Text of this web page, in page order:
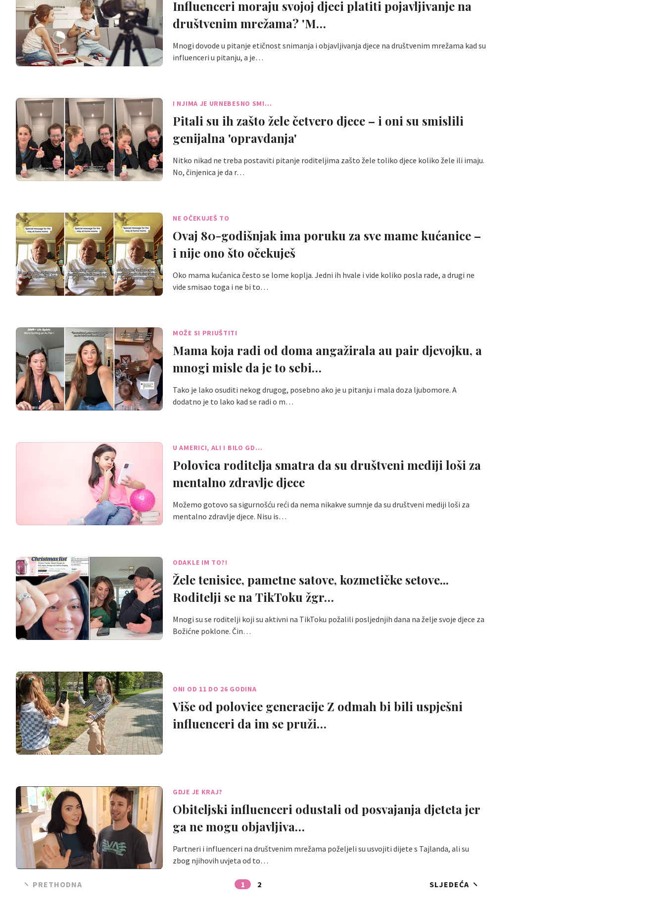
Influenceri moraju svojoj djeci platiti pojavljivanje na
društvenim mrežama? 'M…
Mnogi dovode u pitanje etičnost snimanja i objavljivanja djece na društvenim mrežama kad su
influenceri u pitanju, a je…
I NJIMA JE URNEBESNO SMI…
Pitali su ih zašto žele četvero djece – i oni su smislili
genijalna 'opravdanja'
Nitko nikad ne treba postaviti pitanje roditeljima zašto žele toliko djece koliko žele ili imaju.
No, činjenica je da r…
NE OČEKUJEŠ TO
Ovaj 80-godišnjak ima poruku za sve mame kućanice –
i nije ono što očekuješ
Oko mama kućanica često se lome koplja. Jedni ih hvale i vide koliko posla rade, a drugi ne
vide smisao toga i ne bi to…
MOŽE SI PRIUŠTITI
Mama koja radi od doma angažirala au pair djevojku, a
mnogi misle da je to sebi…
Tako je lako osuditi nekog drugog, posebno ako je u pitanju i mala doza ljubomore. A
dodatno je to lako kad se radi o m…
U AMERICI, ALI I BILO GD…
Polovica roditelja smatra da su društveni mediji loši za
mentalno zdravlje djece
Možemo gotovo sa sigurnošću reći da nema nikakve sumnje da su društveni mediji loši za
mentalno zdravlje djece. Nisu is…
ODAKLE IM TO?!
Žele tenisice, pametne satove, kozmetičke setove...
Roditelji se na TikToku žgr…
Mnogi su se roditelji koji su aktivni na TikToku požalili posljednjih dana na želje svoje djece za
Božićne poklone. Čin…
ONI OD 11 DO 26 GODINA
Više od polovice generacije Z odmah bi bili uspješni
influenceri da im se pruži…
GDJE JE KRAJ?
Obiteljski influenceri odustali od posvajanja djeteta jer
ga ne mogu objavljiva…
Partneri i influenceri na društvenim mrežama poželjeli su usvojiti dijete s Tajlanda, ali su
zbog njihovih uvjeta od to…
PRETHODNA 1 2 SLJEDEĆA